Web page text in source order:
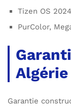
Tizen OS
PurColor,
Algérie
Garantie